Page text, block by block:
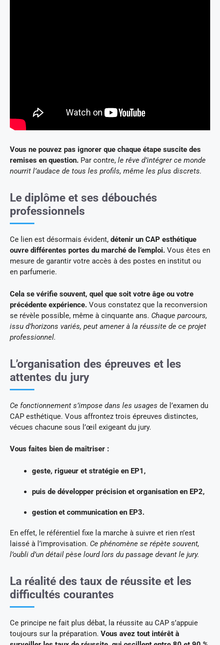
Vous ne pouvez pas ignorer que chaque étape suscite des
remises en question. Par contre, le rêve d’intégrer ce monde
nourrit l’audace de tous les profils, même les plus discrets.
Le diplôme et ses débouchés
professionnels
Ce lien est désormais évident, détenir un CAP esthétique
ouvre différentes portes du marché de l’emploi. Vous êtes en
mesure de garantir votre accès à des postes en institut ou
en parfumerie.
Cela se vérifie souvent, quel que soit votre âge ou votre
précédente expérience. Vous constatez que la reconversion
se révèle possible, même à cinquante ans. Chaque parcours,
issu d’horizons variés, peut amener à la réussite de ce projet
professionnel.
L’organisation des épreuves et les
attentes du jury
Ce fonctionnement s’impose dans les usages de l’examen du
CAP esthétique. Vous affrontez trois épreuves distinctes,
vécues chacune sous l’œil exigeant du jury.
Vous faites bien de maîtriser :
geste, rigueur et stratégie en EP1,
puis de développer précision et organisation en EP2,
gestion et communication en EP3.
En effet, le référentiel fixe la marche à suivre et rien n’est
laissé à l’improvisation. Ce phénomène se répète souvent,
l’oubli d’un détail pèse lourd lors du passage devant le jury.
La réalité des taux de réussite et les
difficultés courantes
Ce principe ne fait plus débat, la réussite au CAP s’appuie
toujours sur la préparation. Vous avez tout intérêt à